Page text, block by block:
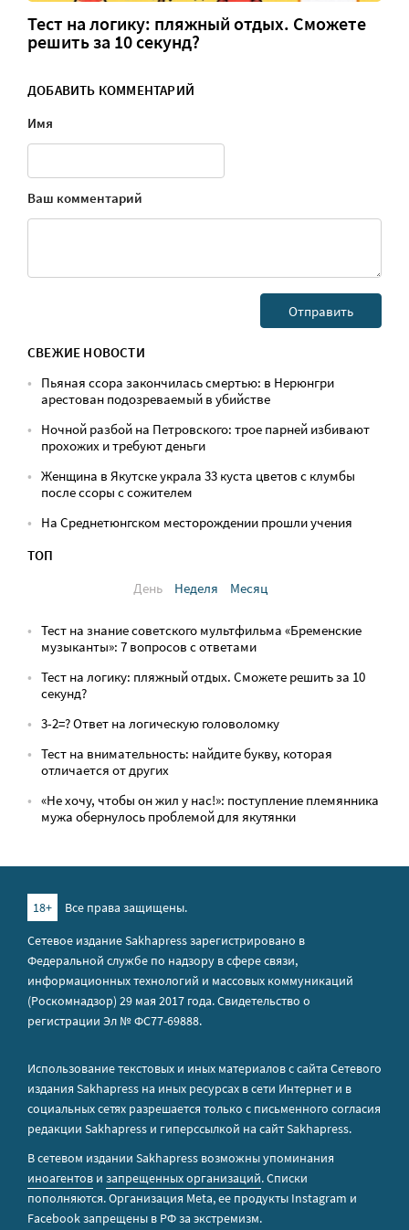
Тест на логику: пляжный отдых. Сможете
решить за 10 секунд?
ДОБАВИТЬ КОММЕНТАРИЙ
Имя
Ваш комментарий
СВЕЖИЕ НОВОСТИ
Пьяная ссора закончилась смертью: в Нерюнгри
арестован подозреваемый в убийстве
Ночной разбой на Петровского: трое парней избивают
прохожих и требуют деньги
Женщина в Якутске украла 33 куста цветов с клумбы
после ссоры с сожителем
На Среднетюнгском месторождении прошли учения
ТОП
День
Неделя Месяц
Тест на знание советского мультфильма «Бременские
музыканты»: 7 вопросов с ответами
Тест на логику: пляжный отдых. Сможете решить за 10
секунд?
3-2=? Ответ на логическую головоломку
Тест на внимательность: найдите букву, которая
отличается от других
«Не хочу, чтобы он жил у нас!»: поступление племянника
мужа обернулось проблемой для якутянки
18+
Все права защищены.
Сетевое издание Sakhapress зарегистрировано в
Федеральной службе по надзору в сфере связи,
информационных технологий и массовых коммуникаций
(Роскомнадзор) 29 мая 2017 года. Свидетельство о
регистрации Эл № ФС77-69888.
Использование текстовых и иных материалов с сайта Сетевого
издания Sakhapress на иных ресурсах в сети Интернет и в
социальных сетях разрешается только с письменного согласия
редакции Sakhapress и гиперссылкой на сайт Sakhapress.
В сетевом издании Sakhapress возможны упоминания
иноагентов и запрещенных организаций. Списки
пополняются. Организация Metа, ее продукты Instagram и
Facebook запрещены в РФ за экстремизм.